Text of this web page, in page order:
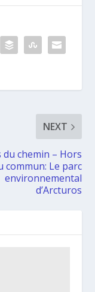
NEXT
du chemin – Hors
commun: Le parc
environnemental
d’Arcturos